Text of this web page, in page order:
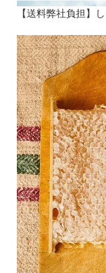
【送料弊社負担】